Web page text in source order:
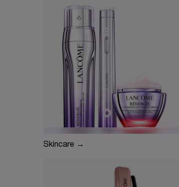
Skincare →